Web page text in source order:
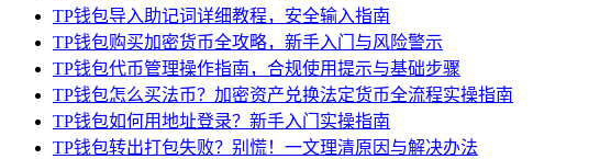
TP钱包导入助记词详细教程，安全输入指南
TP钱包购买加密货币全攻略，新手入门与风险警示
TP钱包代币管理操作指南，合规使用提示与基础步骤
TP钱包怎么买法币？加密资产兑换法定货币全流程实操指南
TP钱包如何用地址登录？新手入门实操指南
TP钱包转出打包失败？别慌！一文理清原因与解决办法